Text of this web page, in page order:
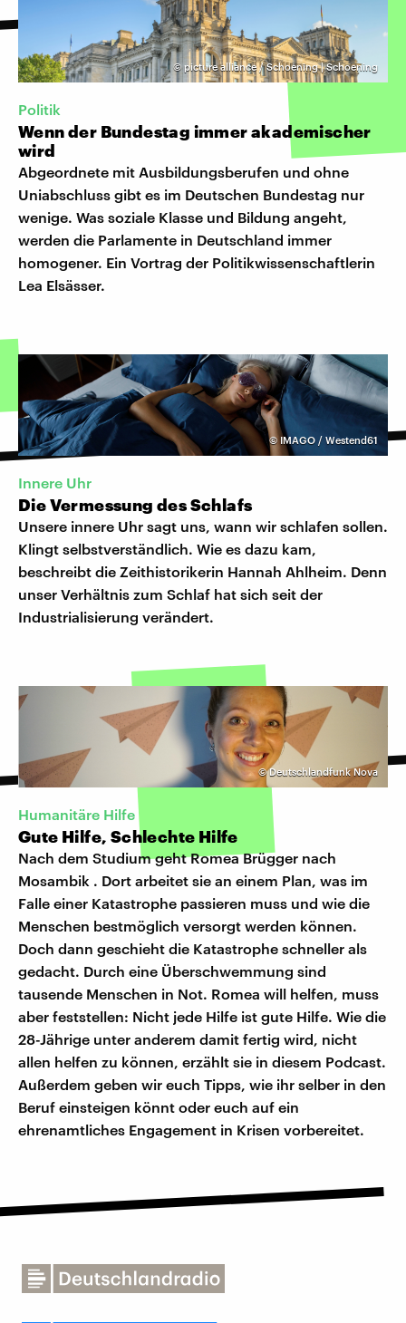
© picture alliance / Schoening | Schoening
Politik
Wenn der Bundestag immer akademischer
wird
Abgeordnete mit Ausbildungsberufen und ohne
Uniabschluss gibt es im Deutschen Bundestag nur
wenige. Was soziale Klasse und Bildung angeht,
werden die Parlamente in Deutschland immer
homogener. Ein Vortrag der Politikwissenschaftlerin
Lea Elsässer.
© IMAGO / Westend61
Innere Uhr
Die Vermessung des Schlafs
Unsere innere Uhr sagt uns, wann wir schlafen sollen.
Klingt selbstverständlich. Wie es dazu kam,
beschreibt die Zeithistorikerin Hannah Ahlheim. Denn
unser Verhältnis zum Schlaf hat sich seit der
Industrialisierung verändert.
©Deutschlandfunk Nova
Humanitäre Hilfe
Gute Hilfe, Schlechte Hilfe
Nach dem Studium geht Romea Brügger nach
Mosambik . Dort arbeitet sie an einem Plan, was im
Falle einer Katastrophe passieren muss und wie die
Menschen bestmöglich versorgt werden können.
Doch dann geschieht die Katastrophe schneller als
gedacht. Durch eine Überschwemmung sind
tausende Menschen in Not. Romea will helfen, muss
aber feststellen: Nicht jede Hilfe ist gute Hilfe. Wie die
28-Jährige unter anderem damit fertig wird, nicht
allen helfen zu können, erzählt sie in diesem Podcast.
Außerdem geben wir euch Tipps, wie ihr selber in den
Beruf einsteigen könnt oder euch auf ein
ehrenamtliches Engagement in Krisen vorbereitet.